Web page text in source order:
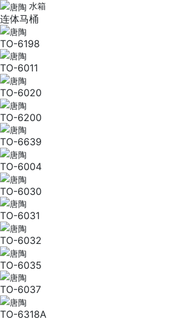
水箱
连体马桶
TO-6198
TO-6011
TO-6020
TO-6200
TO-6639
TO-6004
TO-6030
TO-6031
TO-6032
TO-6035
TO-6037
TO-6318A